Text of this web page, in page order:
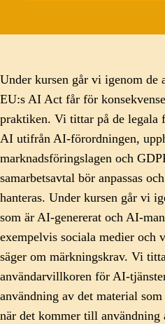
Under kursen går vi igenom de
EU:s AI Act får för
praktiken. Vi tittar på de legala
AI utifrån AI-förordningen,
marknadsföringslagen och
samarbetsavtal bör anpassas
hanteras. Under kursen går vi
som är AI-genererat och AI-
exempelvis sociala medier och
säger om märkningskrav. Vi
användarvillkoren för AI-
användning av det material
när det kommer till användning